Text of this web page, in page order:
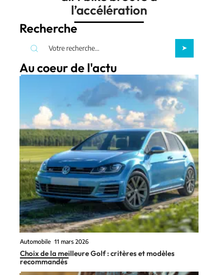
l’accélération
Recherche
Au coeur de l'actu
Automobile 11 mars 2026
Choix de la meilleure Golf : critères et modèles
recommandés